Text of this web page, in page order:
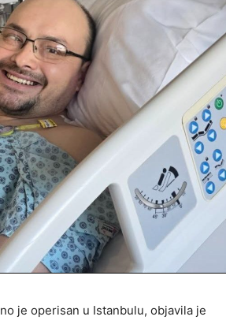
je operisan u Istanbulu, objavila je